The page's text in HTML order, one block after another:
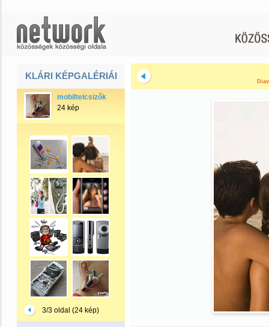
KLÁRI KÉPGALÉRIÁI
mobiltelcsizők
24 kép
3/3 oldal (24 kép)